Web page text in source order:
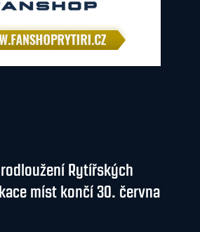
Rytířských
míst končí 30. června